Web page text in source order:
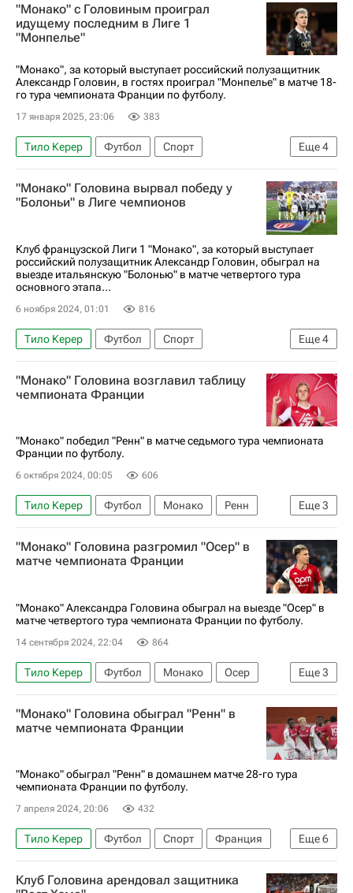
Осер
Монако
Мика
Чемпионат Франции по футболу (Лига 1)
"Монако" с Головиным проиграл
идущему последним в Лиге 1
"Монпелье"
"Монако", за который выступает российский полузащитник
Александр Головин, в гостях проиграл "Монпелье" в матче 18-
го тура чемпионата Франции по футболу.
17 января 2025, 23:06 383
Еще4
Тило Керер Футбол
Спорт
Александр Головин
Монпелье
Тулуза
Чемпионат Франции по футболу (Лига 1)
"Монако" Головина вырвал победу у
"Болоньи" в Лиге чемпионов
Клуб французской Лиги 1 "Монако", за который выступает
российский полузащитник Александр Головин, обыграл на
выезде итальянскую "Болонью" в матче четвертого тура
основного этапа...
6 ноября 2024, 01:01 816
Еще4
Тило Керер Футбол
Спорт
Александр Головин
Монако
Болонья
Лига чемпионов УЕФА 2026-2027
"Монако" Головина возглавил таблицу
чемпионата Франции
"Монако" победил "Ренн" в матче седьмого тура чемпионата
Франции по футболу.
6 октября 2024, 00:05 606
Еще3
Тило Керер Футбол Монако
Ренн
Александр Головин
Чемпионат Франции по футболу (Лига 1)
"Монако" Головина разгромил "Осер" в
матче чемпионата Франции
"Монако" Александра Головина обыграл на выезде "Осер" в
матче четвертого тура чемпионата Франции по футболу.
14 сентября 2024, 22:04 864
Еще3
Тило Керер Футбол Монако
Осер
Гавр
Александр Головин
Чемпионат Франции по футболу (Лига 1)
"Монако" Головина обыграл "Ренн" в
матче чемпионата Франции
"Монако" обыграл "Ренн" в домашнем матче 28-го тура
чемпионата Франции по футболу.
7 апреля 2024, 20:06 432
Еще6
Тило Керер Футбол Спорт
Франция
Александр Головин
Мартен Терье
Монако
Ренн Тулуза
Клуб Головина арендовал защитника